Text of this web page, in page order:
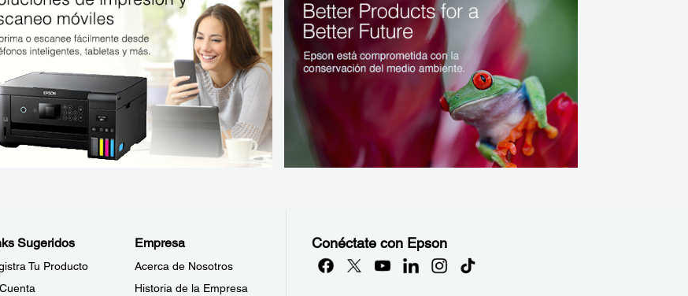
Sugeridos
Tu Producto
Empresa
Acerca de Nosotros
Historia de la Empresa
Conéctate con Epson